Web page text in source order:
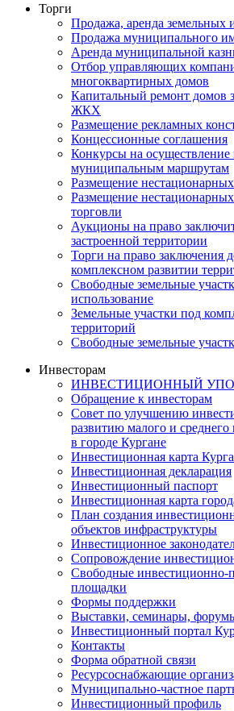
Торги
Продажа, аренда земельных
Продажа муниципального
Аренда муниципальной
Отбор управляющих
многоквартирных домов
Капитальный ремонт домов
ЖКХ
Размещение рекламных
Концессионные соглашения
Конкурсы на осуществление
муниципальным маршрутам
Размещение
Размещение
торговли
Аукционы на право
застроенной территории
Торги на право заключения
комплексном развитии
Свободные земельные
использование
Земельные участки под
территорий
Свободные земельные
Инвесторам
ИНВЕСТИЦИОННЫЙ
Обращение к инвесторам
Совет по улучшению
развитию малого и среднего
в городе Кургане
Инвестиционная карта
Инвестиционная декларация
Инвестиционный паспорт
Инвестиционная карта
План создания
объектов инфраструктуры
Инвестиционное
Сопровождение
Свободные инвестиционно-
площадки
Формы поддержки
Выставки, семинары,
Инвестиционный портал
Контакты
Форма обратной связи
Ресурсоснабжающие
Муниципально-частное
Инвестиционный профиль